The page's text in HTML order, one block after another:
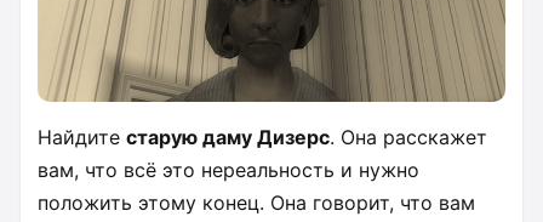
Найдите старую даму Дизерс. Она расскажет
вам, что всё это нереальность и нужно
положить этому конец. Она говорит, что вам